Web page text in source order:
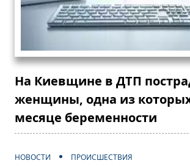
На Киевщине в ДТП
женщины, одна из
месяце беременности
НОВОСТИ
ПРОИСШЕСТВИЯ